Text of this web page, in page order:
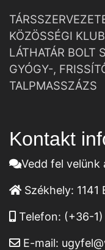
KÖZÖSSÉGI
LÁTHATÁR BOLT
GYÓGY-,
TALPMASSZÁZS
Kontakt
Vedd fel velünk
Székhely: 1141
Telefon: (+36-
E-mail: